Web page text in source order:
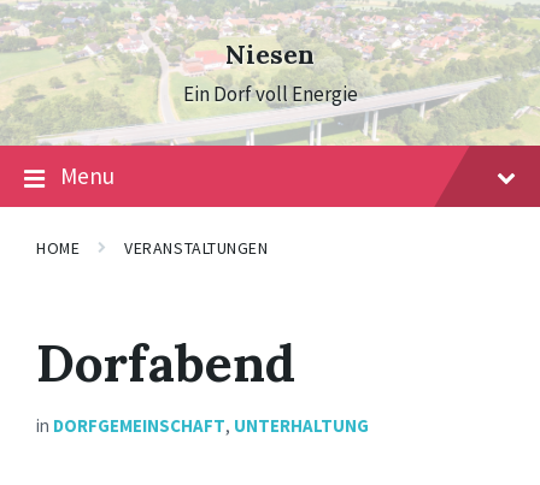
Skip
to
content
Skip
to
main
navigation
Skip
to
footer
Niesen
Ein Dorf voll Energie
Menu
HOME VERANSTALTUNGEN
Dorfabend
in DORFGEMEINSCHAFT, UNTERHALTUNG